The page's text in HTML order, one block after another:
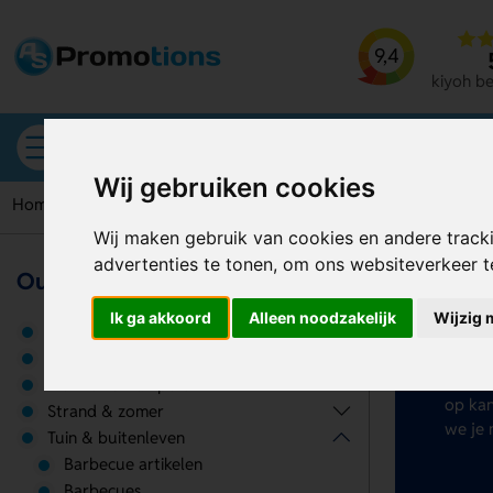
Wij gebruiken cookies
Wij maken gebruik van cookies en andere
advertenties te tonen, om ons websiteverkeer
Ik ga akkoord Alleen noodzakelijk Wijzig
9,4
kiyoh
Home Bloempot
op
we je
Outdoor & tuin
Gereedschappen & tools
Strand & zomer
Tuin & buitenleven
Barbecue artikelen